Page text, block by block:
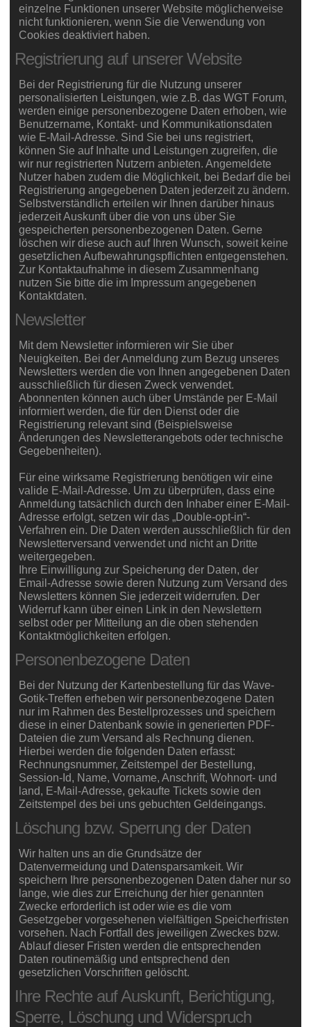
einzelne Funktionen unserer Website möglicherweise
nicht funktionieren, wenn Sie die Verwendung von
Cookies deaktiviert haben.
Registrierung auf unserer Website
Bei der Registrierung für die Nutzung unserer
personalisierten Leistungen, wie z.B. das WGT Forum,
werden einige personenbezogene Daten erhoben, wie
Benutzername, Kontakt- und Kommunikationsdaten
wie E-Mail-Adresse. Sind Sie bei uns registriert,
können Sie auf Inhalte und Leistungen zugreifen, die
wir nur registrierten Nutzern anbieten. Angemeldete
Nutzer haben zudem die Möglichkeit, bei Bedarf die bei
Registrierung angegebenen Daten jederzeit zu ändern.
Selbstverständlich erteilen wir Ihnen darüber hinaus
jederzeit Auskunft über die von uns über Sie
gespeicherten personenbezogenen Daten. Gerne
löschen wir diese auch auf Ihren Wunsch, soweit keine
gesetzlichen Aufbewahrungspflichten entgegenstehen.
Zur Kontaktaufnahme in diesem Zusammenhang
nutzen Sie bitte die im Impressum angegebenen
Kontaktdaten.
Newsletter
Mit dem Newsletter informieren wir Sie über
Neuigkeiten. Bei der Anmeldung zum Bezug unseres
Newsletters werden die von Ihnen angegebenen Daten
ausschließlich für diesen Zweck verwendet.
Abonnenten können auch über Umstände per E-Mail
informiert werden, die für den Dienst oder die
Registrierung relevant sind (Beispielsweise
Änderungen des Newsletterangebots oder technische
Gegebenheiten).
Für eine wirksame Registrierung benötigen wir eine
valide E-Mail-Adresse. Um zu überprüfen, dass eine
Anmeldung tatsächlich durch den Inhaber einer E-Mail-
Adresse erfolgt, setzen wir das „Double-opt-in“-
Verfahren ein. Die Daten werden ausschließlich für den
Newsletterversand verwendet und nicht an Dritte
weitergegeben.
Ihre Einwilligung zur Speicherung der Daten, der
Email-Adresse sowie deren Nutzung zum Versand des
Newsletters können Sie jederzeit widerrufen. Der
Widerruf kann über einen Link in den Newslettern
selbst oder per Mitteilung an die oben stehenden
Kontaktmöglichkeiten erfolgen.
Personenbezogene Daten
Bei der Nutzung der Kartenbestellung für das Wave-
Gotik-Treffen erheben wir personenbezogene Daten
nur im Rahmen des Bestellprozesses und speichern
diese in einer Datenbank sowie in generierten PDF-
Dateien die zum Versand als Rechnung dienen.
Hierbei werden die folgenden Daten erfasst:
Rechnungsnummer, Zeitstempel der Bestellung,
Session-Id, Name, Vorname, Anschrift, Wohnort- und
land, E-Mail-Adresse, gekaufte Tickets sowie den
Zeitstempel des bei uns gebuchten Geldeingangs.
Löschung bzw. Sperrung der Daten
Wir halten uns an die Grundsätze der
Datenvermeidung und Datensparsamkeit. Wir
speichern Ihre personenbezogenen Daten daher nur so
lange, wie dies zur Erreichung der hier genannten
Zwecke erforderlich ist oder wie es die vom
Gesetzgeber vorgesehenen vielfältigen Speicherfristen
vorsehen. Nach Fortfall des jeweiligen Zweckes bzw.
Ablauf dieser Fristen werden die entsprechenden
Daten routinemäßig und entsprechend den
gesetzlichen Vorschriften gelöscht.
Ihre Rechte auf Auskunft, Berichtigung,
Sperre, Löschung und Widerspruch